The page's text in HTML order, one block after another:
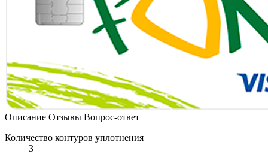
Описание Отзывы Вопрос-ответ
Количество контуров уплотнения
3